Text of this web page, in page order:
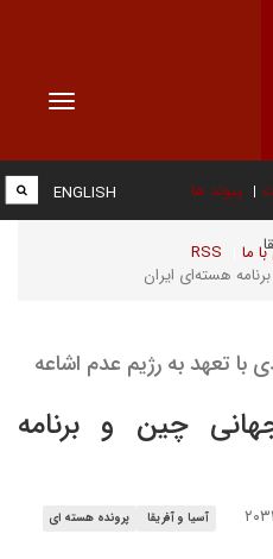
Toggle
پیوند ها
ما RSS
ENGLISH
هسته‌ای ایران
با تعهد به رژیم عدم اشاعه
چین و برنامه
آسیا و آفریقا
پرونده هسته ای